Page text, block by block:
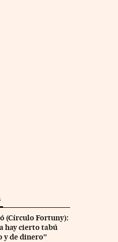
(Círculo Fortuny):
hay cierto tabú
y de dinero”